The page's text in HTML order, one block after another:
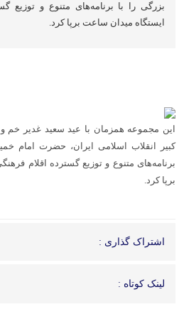
بزرگی را با برنامه‌های متنوع و توزیع
ایستگاه میدان ساعت برپا کرد.
این مجموعه همزمان با عید سعید غدیر خم و
کبیر انقلاب اسلامی ایران، حضرت امام
برنامه‌های متنوع و توزیع گسترده اقلام
برپا کرد.
اشتراک گذاری :
لینک کوتاه :